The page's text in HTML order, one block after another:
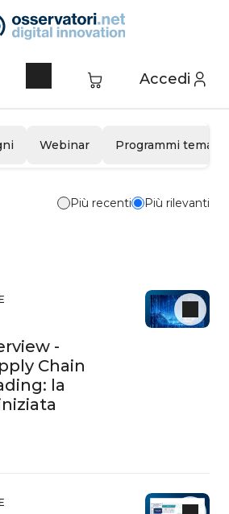
Accedi
Webinar Programmi
Più recenti Più rilevanti
-
Chain
la